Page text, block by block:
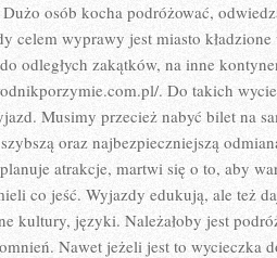
SIĘ
ZE
SZKOŁĄ.
TAM
ZAWSZE
Dużo osób kocha podróżować,
celem wyprawy jest miasto
odległych zakątków, na inne
. Do takich
Musimy przecież nabyć bilet na
oraz najbezpieczniejszą
atrakcje, martwi się o to, aby
co jeść. Wyjazdy edukują, ale też
kultury, języki. Należałoby jest
Nawet jeżeli jest to wycieczka